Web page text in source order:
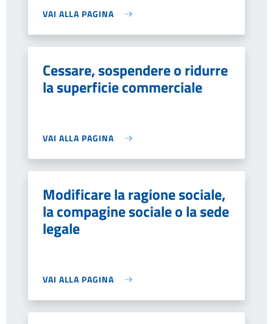
VAI ALLA PAGINA
Cessare, sospendere o ridurre
la superficie commerciale
VAI ALLA PAGINA
Modificare la ragione sociale,
la compagine sociale o la sede
legale
VAI ALLA PAGINA